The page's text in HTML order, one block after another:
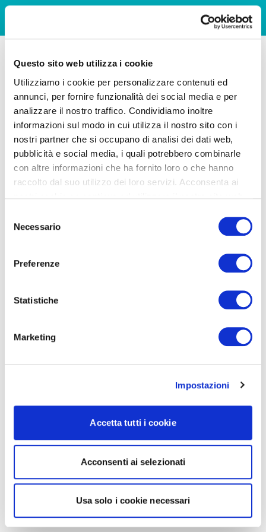
Questo sito web utilizza i cookie
Utilizziamo i cookie per personalizzare contenuti ed
annunci, per fornire funzionalità dei social media e per
analizzare il nostro traffico. Condividiamo inoltre
informazioni sul modo in cui utilizza il nostro sito con i
nostri partner che si occupano di analisi dei dati web,
pubblicità e social media, i quali potrebbero combinarle
con altre informazioni che ha fornito loro o che hanno
raccolto dal suo utilizzo dei loro servizi. Acconsenta ai
delNecessario
Preferenze
Statistiche
Marketing
Impostazioni
Accetta tutti i cookie
Acconsenti ai selezionati
Usa solo i cookie necessari